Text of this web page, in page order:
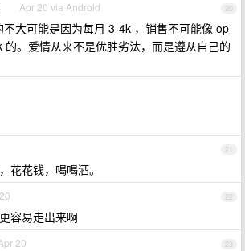
20
Apr 20 via Android
不大可能是因为每月 3-4k ，销售不可能像 op
的。爱情从来不是优胜劣汰，而是遵从自己的
21
花花钱，喝喝酒。
22
容易走出来啊
23
20